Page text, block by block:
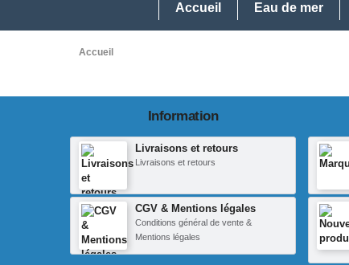
Accueil Eau de mer
Accueil
Information
Livraisons et retours
Livraisons et retours
CGV & Mentions légales
Conditions général de vente &
Mentions légales